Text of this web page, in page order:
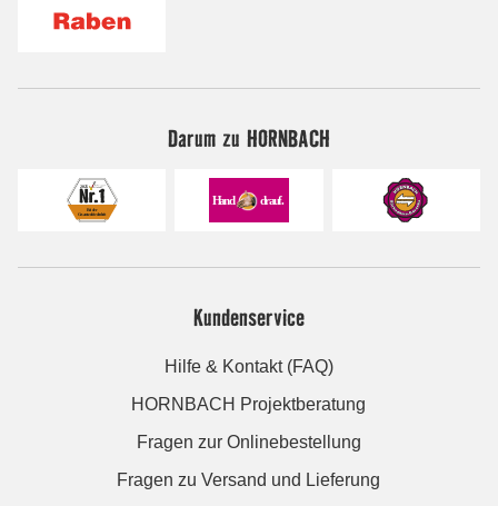
Darum zu HORNBACH
Kundenservice
Hilfe & Kontakt (FAQ)
HORNBACH Projektberatung
Fragen zur Onlinebestellung
Fragen zu Versand und Lieferung